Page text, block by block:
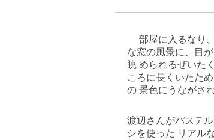
部屋に入るなり、
な窓の風景に、目
眺 められるぜいた
ころに長くいたた
の 景色にうながさ
渡辺さんがパステ
シを使った リアル